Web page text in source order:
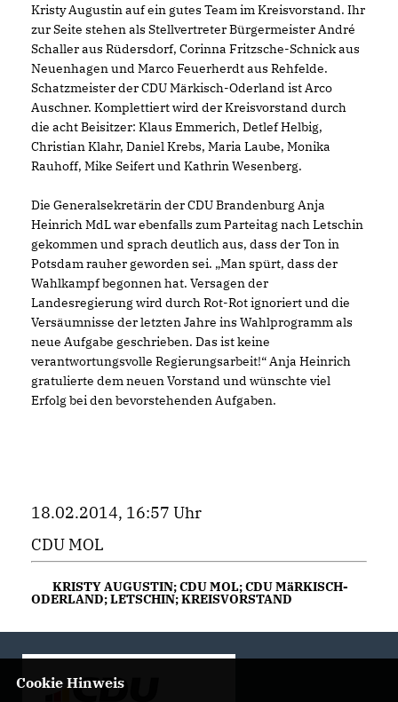
Kristy Augustin auf ein gutes Team im Kreisvorstand. Ihr
zur Seite stehen als Stellvertreter Bürgermeister André
Schaller aus Rüdersdorf, Corinna Fritzsche-Schnick aus
Neuenhagen und Marco Feuerherdt aus Rehfelde.
Schatzmeister der CDU Märkisch-Oderland ist Arco
Auschner. Komplettiert wird der Kreisvorstand durch
die acht Beisitzer: Klaus Emmerich, Detlef Helbig,
Christian Klahr, Daniel Krebs, Maria Laube, Monika
Rauhoff, Mike Seifert und Kathrin Wesenberg.
Die Generalsekretärin der CDU Brandenburg Anja
Heinrich MdL war ebenfalls zum Parteitag nach Letschin
gekommen und sprach deutlich aus, dass der Ton in
Potsdam rauher geworden sei. „Man spürt, dass der
Wahlkampf begonnen hat. Versagen der
Landesregierung wird durch Rot-Rot ignoriert und die
Versäumnisse der letzten Jahre ins Wahlprogramm als
neue Aufgabe geschrieben. Das ist keine
verantwortungsvolle Regierungsarbeit!“ Anja Heinrich
gratulierte dem neuen Vorstand und wünschte viel
Erfolg bei den bevorstehenden Aufgaben.
18.02.2014, 16:57 Uhr
CDU MOL
KRISTY AUGUSTIN; CDU MOL; CDU MäRKISCH-
ODERLAND; LETSCHIN; KREISVORSTAND
Cookie Hinweis